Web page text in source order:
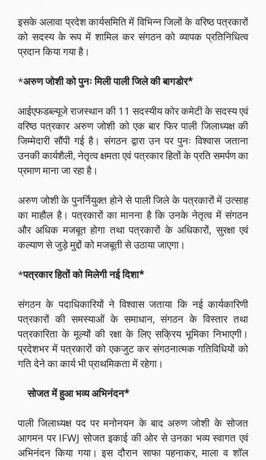
इसके अलावा प्रदेश कार्यसमिति में विभिन्न जिलों के वरिष्ठ पत्रकारों
को सदस्य के रूप में शामिल कर संगठन को व्यापक प्रतिनिधित्व
प्रदान किया गया है।
*अरुण जोशी को पुनः मिली पाली जिले की बागडोर*
आईएफडब्ल्यूजे राजस्थान की 11 सदस्यीय कोर कमेटी के सदस्य एवं
वरिष्ठ पत्रकार अरुण जोशी को एक बार फिर पाली जिलाध्यक्ष की
जिम्मेदारी सौंपी गई है। संगठन द्वारा उन पर पुनः विश्वास जताना
उनकी कार्यशैली, नेतृत्व क्षमता एवं पत्रकार हितों के प्रति समर्पण का
प्रमाण माना जा रहा है।
अरुण जोशी के पुनर्नियुक्त होने से पाली जिले के पत्रकारों में उत्साह
का माहौल है। पत्रकारों का मानना है कि उनके नेतृत्व में संगठन
और अधिक मजबूत होगा तथा पत्रकारों के अधिकारों, सुरक्षा एवं
कल्याण से जुड़े मुद्दों को मजबूती से उठाया जाएगा।
*पत्रकार हितों को मिलेगी नई दिशा*
संगठन के पदाधिकारियों ने विश्वास जताया कि नई कार्यकारिणी
पत्रकारों की समस्याओं के समाधान, संगठन के विस्तार तथा
पत्रकारिता के मूल्यों की रक्षा के लिए सक्रिय भूमिका निभाएगी।
प्रदेशभर में पत्रकारों को एकजुट कर संगठनात्मक गतिविधियों को
गति देने का कार्य भी प्राथमिकता में रहेगा।
सोजत में हुआ भव्य अभिनंदन*
पाली जिलाध्यक्ष पद पर मनोनयन के बाद अरुण जोशी के सोजत
आगमन पर IFWJ सोजत इकाई की ओर से उनका भव्य स्वागत एवं
अभिनंदन किया गया। इस दौरान साफा पहनाकर, माला व शॉल